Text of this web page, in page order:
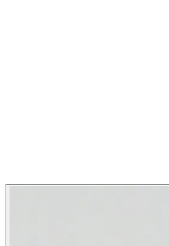
Broche de alfiler o de imán